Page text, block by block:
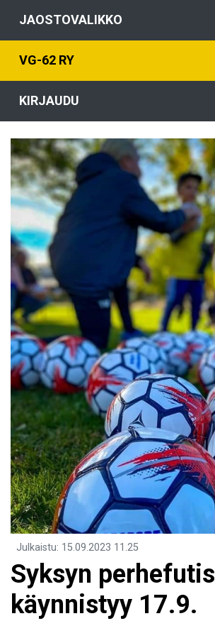
JAOSTOVALIKKO
VG-62 RY
KIRJAUDU
Julkaistu: 15.09.2023 11.25
Syksyn perhefutis
käynnistyy 17.9.